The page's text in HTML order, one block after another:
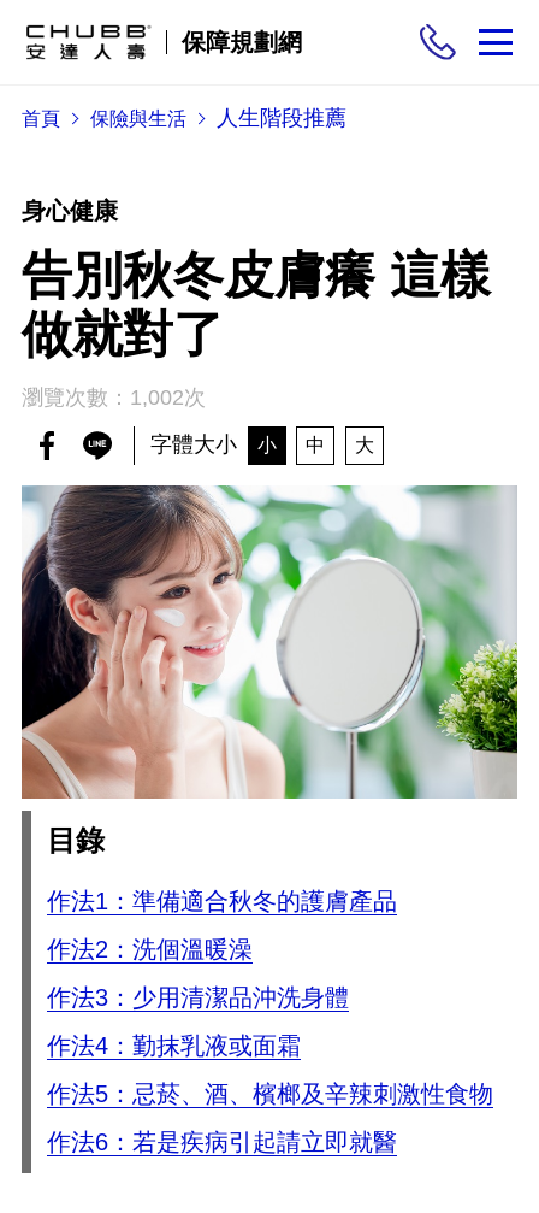
保障規劃網
保險商品
需求分析
投保與理賠
保險與生活
首頁 保險與生活 人生階段推薦
身心健康
告別秋冬皮膚癢 這樣
做就對了
瀏覽次數：1,002次
字體大小
小 中 大
目錄
作法1：準備適合秋冬的護膚產品
作法2：洗個溫暖澡
作法3：少用清潔品沖洗身體
作法4：勤抹乳液或面霜
作法5：忌菸、酒、檳榔及辛辣刺激性食物
作法6：若是疾病引起請立即就醫